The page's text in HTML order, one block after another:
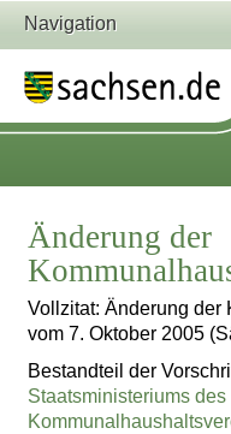
Navigation
Änderung der
Vollzitat: Änderung der
vom 7. Oktober 2005
Bestandteil der
Staatsministeriums